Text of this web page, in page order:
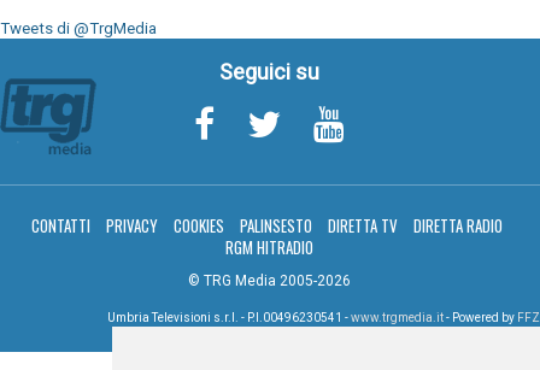
Tweets di @TrgMedia
Seguici su
CONTATTI PRIVACY COOKIES PALINSESTO DIRETTA TV
DIRETTA RADIO
RGM HITRADIO
© TRG Media 2005-2026
Umbria Televisioni s.r.l. - P.I.00496230541 -www.trgmedia.it- Powered by FFZ